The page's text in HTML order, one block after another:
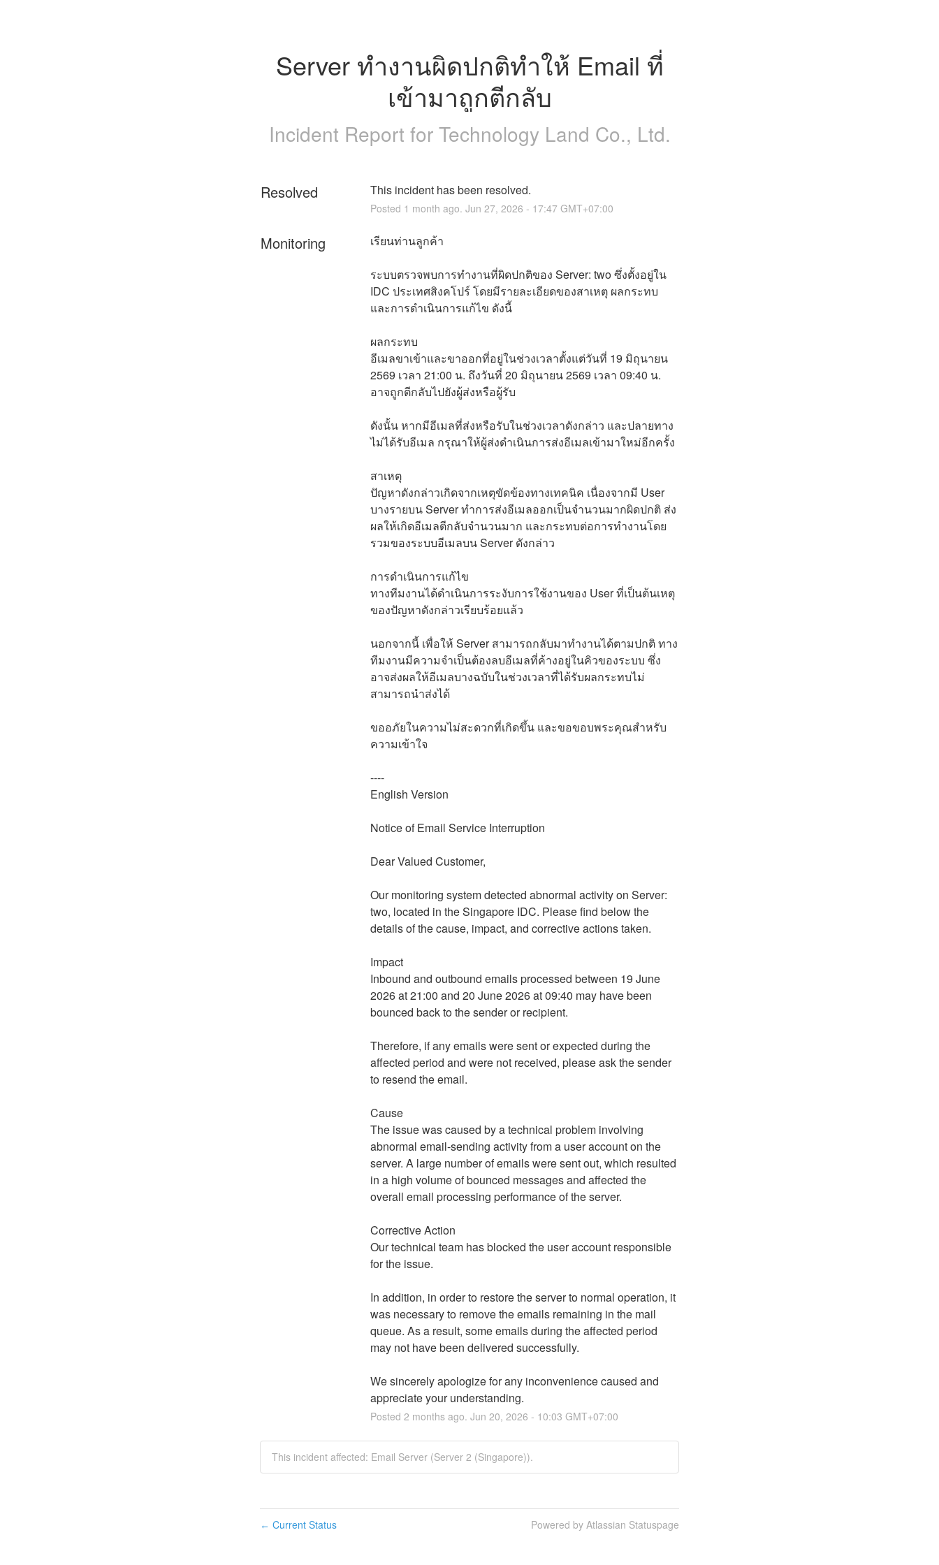
Server ทำงานผิดปกติทำให้ Email ที่
เข้ามาถูกตีกลับ
Incident Report for Technology Land Co., Ltd.
Resolved This incident has been resolved.
Posted 1 month ago. Jun 27, 2026 - 17:47GMT+07:00
Monitoring เรียนท่านลูกค้า
ระบบตรวจพบการทำงานที่ผิดปกติของ Server: two ซึ่งตั้งอยู่ใน
IDC ประเทศสิงคโปร์ โดยมีรายละเอียดของสาเหตุ ผลกระทบ
และการดำเนินการแก้ไข ดังนี้
ผลกระทบ
อีเมลขาเข้าและขาออกที่อยู่ในช่วงเวลาตั้งแต่วันที่ 19 มิถุนายน
2569 เวลา 21:00 น. ถึงวันที่ 20 มิถุนายน 2569 เวลา 09:40 น.
อาจถูกตีกลับไปยังผู้ส่งหรือผู้รับ
ดังนั้น หากมีอีเมลที่ส่งหรือรับในช่วงเวลาดังกล่าว และปลายทาง
ไม่ได้รับอีเมล กรุณาให้ผู้ส่งดำเนินการส่งอีเมลเข้ามาใหม่อีกครั้ง
สาเหตุ
ปัญหาดังกล่าวเกิดจากเหตุขัดข้องทางเทคนิค เนื่องจากมี User
บางรายบน Server ทำการส่งอีเมลออกเป็นจำนวนมากผิดปกติ ส่ง
ผลให้เกิดอีเมลตีกลับจำนวนมาก และกระทบต่อการทำงานโดย
รวมของระบบอีเมลบน Server ดังกล่าว
การดำเนินการแก้ไข
ทางทีมงานได้ดำเนินการระงับการใช้งานของ User ที่เป็นต้นเหตุ
ของปัญหาดังกล่าวเรียบร้อยแล้ว
นอกจากนี้ เพื่อให้ Server สามารถกลับมาทำงานได้ตามปกติ ทาง
ทีมงานมีความจำเป็นต้องลบอีเมลที่ค้างอยู่ในคิวของระบบ ซึ่ง
อาจส่งผลให้อีเมลบางฉบับในช่วงเวลาที่ได้รับผลกระทบไม่
สามารถนำส่งได้
ขออภัยในความไม่สะดวกที่เกิดขึ้น และขอขอบพระคุณสำหรับ
ความเข้าใจ
----
English Version
Notice of Email Service Interruption
Dear Valued Customer,
Our monitoring system detected abnormal activity on Server:
two, located in the Singapore IDC. Please find below the
details of the cause, impact, and corrective actions taken.
Impact
Inbound and outbound emails processed between 19 June
2026 at 21:00 and 20 June 2026 at 09:40 may have been
bounced back to the sender or recipient.
Therefore, if any emails were sent or expected during the
affected period and were not received, please ask the sender
to resend the email.
Cause
The issue was caused by a technical problem involving
abnormal email-sending activity from a user account on the
server. A large number of emails were sent out, which resulted
in a high volume of bounced messages and affected the
overall email processing performance of the server.
Corrective Action
Our technical team has blocked the user account responsible
for the issue.
In addition, in order to restore the server to normal operation, it
was necessary to remove the emails remaining in the mail
queue. As a result, some emails during the affected period
may not have been delivered successfully.
We sincerely apologize for any inconvenience caused and
appreciate your understanding.
Posted 2 months ago. Jun 20, 2026 - 10:03 GMT+07:00
This incident affected: Email Server (Server 2 (Singapore)).
← Current Status Powered by Atlassian Statuspage